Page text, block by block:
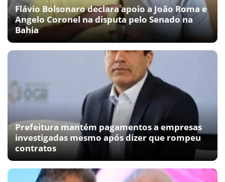
Flávio Bolsonaro declara apoio a João Roma e
Angelo Coronel na disputa pelo Senado na
Bahia
Prefeitura mantém pagamentos a empresas
investigadas mesmo após dizer que rompeu
contratos